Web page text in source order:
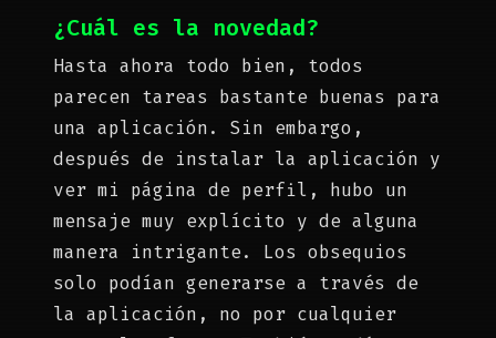
¿Cuál es la novedad?
Hasta ahora todo bien, todos
parecen tareas bastante buenas para
una aplicación. Sin embargo,
después de instalar la aplicación y
ver mi página de perfil, hubo un
mensaje muy explícito y de alguna
manera intrigante. Los obsequios
solo podían generarse a través de
la aplicación, no por cualquier